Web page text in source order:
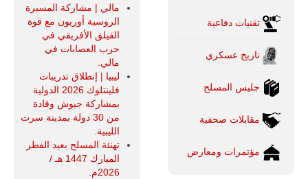
تقنيات دفاعية
تاريخ عسكري
جليس المسلح
مقابلات صحفية
مؤتمرات ومعارض
مالي | مشاركة المسيرة
الروسية أوريون مع قوة
الفيلق الأفريقي في
حرب العصابات في
مالي.
ليبيا | إنطلاق تدريبات
فلينتلوك 2026 الدولية
بمشاركة جيوش وقادة
من 30 دولة بمدينة سرت
الليبية.
تهنئة المسلح بعيد الفطر
المبارك 1447 هـ /
2026م.